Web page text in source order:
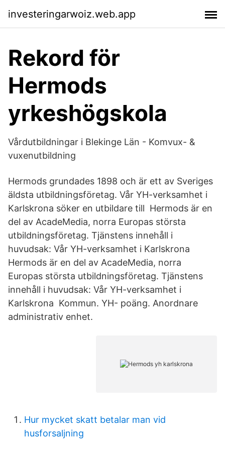
investeringarwoiz.web.app
Rekord för
Hermods
yrkeshögskola
Vårdutbildningar i Blekinge Län - Komvux- &
vuxenutbildning
Hermods grundades 1898 och är ett av Sveriges
äldsta utbildningsföretag. Vår YH-verksamhet i
Karlskrona söker en utbildare till Hermods är en
del av AcadeMedia, norra Europas största
utbildningsföretag. Tjänstens innehåll i
huvudsak: Vår YH-verksamhet i Karlskrona
Hermods är en del av AcadeMedia, norra
Europas största utbildningsföretag. Tjänstens
innehåll i huvudsak: Vår YH-verksamhet i
Karlskrona Kommun. YH- poäng. Anordnare
administrativ enhet.
Hur mycket skatt betalar man vid
husforsaljning